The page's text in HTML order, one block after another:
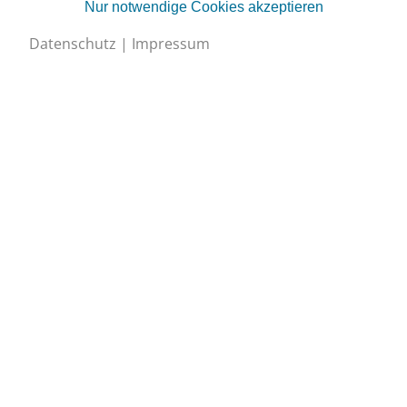
Nur notwendige Cookies akzeptieren
Datenschutz | Impressum